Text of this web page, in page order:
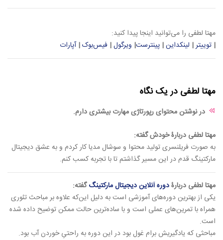
مهتا لطفی را می‌توانید اینجا پیدا کنید:
| توییتر| لینکداین| پینترست| ویرگول| فیس‌بوک| آپارات
مهتا لطفی در یک نگاه
در نوشتن محتوای رپورتاژی مهارت بیشتری دارم.
مهتا لطفی دربارۀ خودش گفته:
به صورت فریلنسری تولید‌ محتوا و سوشال مدیا کار کردم و به عشق دیجیتال
مارکتینگ قدم در این مسیر گذاشتم تا با تجربه‌ کسب کنم.
مهتا لطفی دربارۀدوره آنلاین دیجیتال مارکتینگگفته:
یکی از بهترین دوره‌های آموزشی است به دلیل این‌که علاوه بر مباحث تئوری
همراه با تمرین‌های عملی است و با ساده‌ترین حالت ممکن توضیح داده شده
است.
مباحثی که یادگیریش برام غول بود در این دوره به راحتیِ خوردن آب بود.